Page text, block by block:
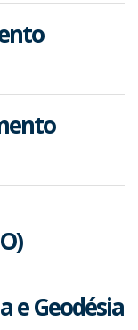
e Geodésia